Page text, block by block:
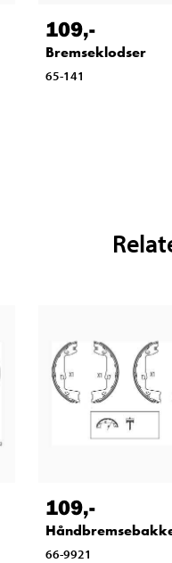
109,-
Bremseklodser
65-141
109,-
66-9921